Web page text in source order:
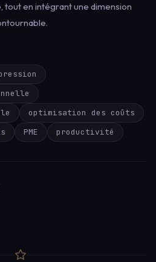
tout en intégrant une dimension
optimisation des coûts
PME productivité